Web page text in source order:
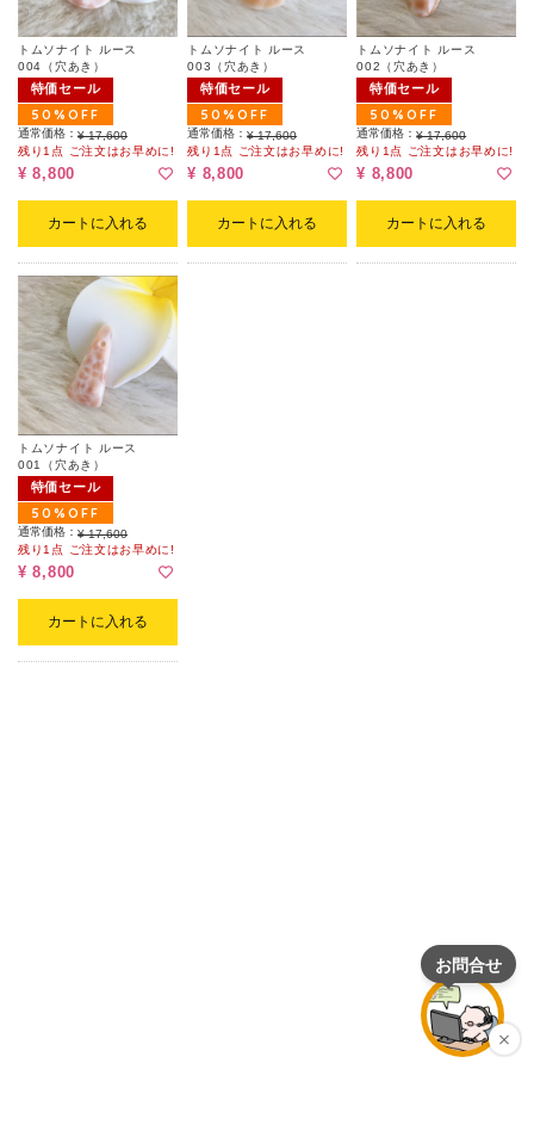
トムソナイト ルース
004（穴あき）
特価セール
50%OFF
通常価格： ¥ 17,600
残り1点 ご注文はお早めに!
¥ 8,800
カートに入れる
トムソナイト ルース
003（穴あき）
特価セール
50%OFF
通常価格：¥ 17,600
残り1点 ご注文はお早めに!
¥ 8,800
カートに入れる
トムソナイト ルース
002（穴あき）
特価セール
50%OFF
通常価格：¥ 17,600
残り1点 ご注文はお早めに!
¥ 8,800
カートに入れる
トムソナイト ルース
001（穴あき）
特価セール
50%OFF
通常価格： ¥ 17,600
残り1点 ご注文はお早めに!
¥ 8,800
カートに入れる